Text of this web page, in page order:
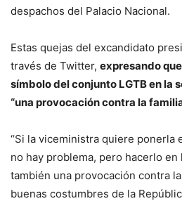
despachos del Palacio Nacional.
Estas quejas del excandidato
través de Twitter, expresando
símbolo del conjunto LGTB en la
“una provocación contra la
“Si la viceministra quiere ponerla
no hay problema, pero hacerlo
también una provocación contra
buenas costumbres de la